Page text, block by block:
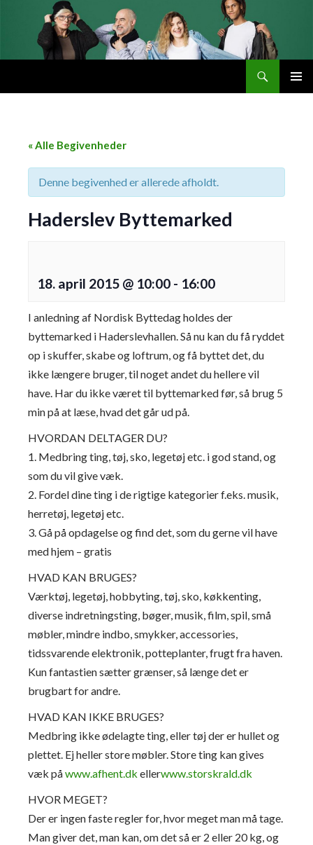
« Alle Begivenheder
Denne begivenhed er allerede afholdt.
Haderslev Byttemarked
18. april 2015 @ 10:00 - 16:00
I anledning af Nordisk Byttedag holdes der
byttemarked i Haderslevhallen. Så nu kan du få ryddet
op i skuffer, skabe og loftrum, og få byttet det, du
ikke længere bruger, til noget andet du hellere vil
have. Har du ikke været til byttemarked før, så brug 5
min på at læse, hvad det går ud på.
HVORDAN DELTAGER DU?
1. Medbring ting, tøj, sko, legetøj etc. i god stand, og
som du vil give væk.
2. Fordel dine ting i de rigtige kategorier f.eks. musik,
herretøj, legetøj etc.
3. Gå på opdagelse og find det, som du gerne vil have
med hjem – gratis
HVAD KAN BRUGES?
Værktøj, legetøj, hobbyting, tøj, sko, køkkenting,
diverse indretningsting, bøger, musik, film, spil, små
møbler, mindre indbo, smykker, accessories,
tidssvarende elektronik, potteplanter, frugt fra haven.
Kun fantastien sætter grænser, så længe det er
brugbart for andre.
HVAD KAN IKKE BRUGES?
Medbring ikke ødelagte ting, eller tøj der er hullet og
plettet. Ej heller store møbler. Store ting kan gives
væk påwww.afhent.dk ellerwww.storskrald.dk
HVOR MEGET?
Der er ingen faste regler for, hvor meget man må tage.
Man giver det, man kan, om det så er 2 eller 20 kg, og